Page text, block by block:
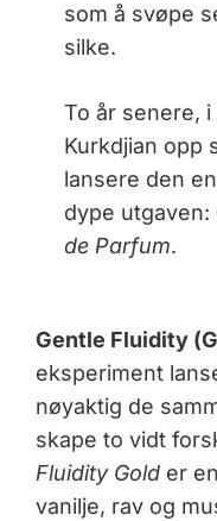
som å svøpe
silke.
To år senere, i
Kurkdjian opp
lansere den
dype utgaven:
de Parfum.
Gentle Fluidity
eksperiment
nøyaktig de
skape to vidt
Fluidity Golder
vanilje, rav og